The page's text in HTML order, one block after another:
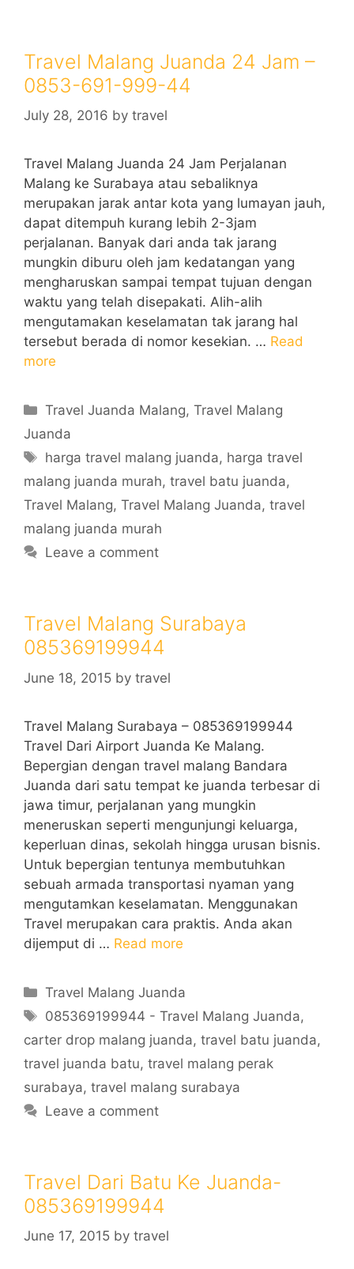
Travel Malang Juanda 24 Jam –
0853-691-999-44
July 28, 2016 by travel
Travel Malang Juanda 24 Jam Perjalanan
Malang ke Surabaya atau sebaliknya
merupakan jarak antar kota yang lumayan jauh,
dapat ditempuh kurang lebih 2-3jam
perjalanan. Banyak dari anda tak jarang
mungkin diburu oleh jam kedatangan yang
mengharuskan sampai tempat tujuan dengan
waktu yang telah disepakati. Alih-alih
mengutamakan keselamatan tak jarang hal
tersebut berada di nomor kesekian. … Read
more
Categories
Travel Juanda Malang,Travel Malang
Juanda
Tags
harga travel malang juanda, harga travel
malang juanda murah, travel batu juanda,
Travel Malang, Travel Malang Juanda, travel
malang juanda murah
Leave a comment
Travel Malang Surabaya
085369199944
June 18, 2015 by travel
Travel Malang Surabaya – 085369199944
Travel Dari Airport Juanda Ke Malang.
Bepergian dengan travel malang Bandara
Juanda dari satu tempat ke juanda terbesar di
jawa timur, perjalanan yang mungkin
meneruskan seperti mengunjungi keluarga,
keperluan dinas, sekolah hingga urusan bisnis.
Untuk bepergian tentunya membutuhkan
sebuah armada transportasi nyaman yang
mengutamkan keselamatan. Menggunakan
Travel merupakan cara praktis. Anda akan
dijemput di … Read more
Categories
Travel Malang Juanda
Tags
085369199944 - Travel Malang Juanda,
carter drop malang juanda, travel batu juanda,
travel juanda batu, travel malang perak
surabaya, travel malang surabaya
Leave a comment
Travel Dari Batu Ke Juanda-
085369199944
June 17, 2015 by travel